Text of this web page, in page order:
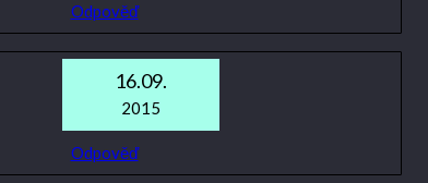
Odpověď
16.09.
2015
Odpověď